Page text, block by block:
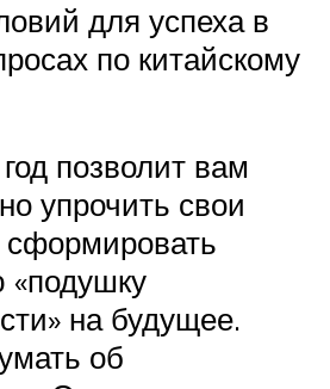
для успеха в
по китайскому
позволит вам
упрочить свои
«подушку
на будущее.
об